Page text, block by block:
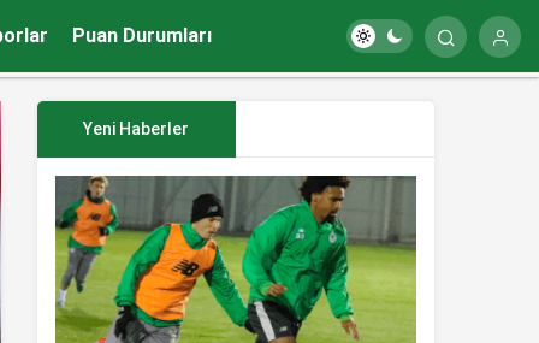
Puan Durumları
Yeni Haberler